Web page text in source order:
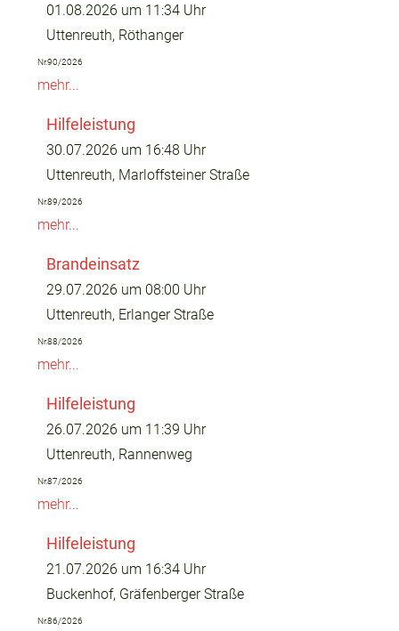
01.08.2026 um 11:34 Uhr
Uttenreuth, Röthanger
Nr.90/2026
mehr...
Hilfeleistung
30.07.2026 um 16:48 Uhr
Uttenreuth, Marloffsteiner Straße
Nr.89/2026
mehr...
Brandeinsatz
29.07.2026 um 08:00 Uhr
Uttenreuth, Erlanger Straße
Nr.88/2026
mehr...
Hilfeleistung
26.07.2026 um 11:39 Uhr
Uttenreuth, Rannenweg
Nr.87/2026
mehr...
Hilfeleistung
21.07.2026 um 16:34 Uhr
Buckenhof, Gräfenberger Straße
Nr.86/2026